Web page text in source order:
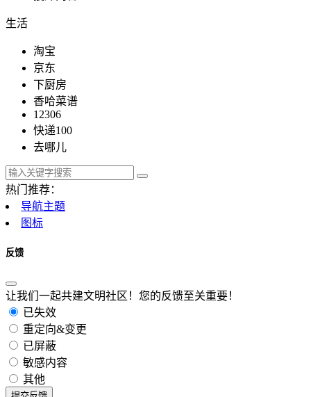
生活
淘宝
京东
下厨房
香哈菜谱
12306
快递100
去哪儿
热门推荐：
导航主题
图标
反馈
让我们一起共建文明社区！您的反馈至关重要！
已失效
重定向&变更
已屏蔽
敏感内容
其他